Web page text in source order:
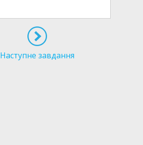
Наступне завдання